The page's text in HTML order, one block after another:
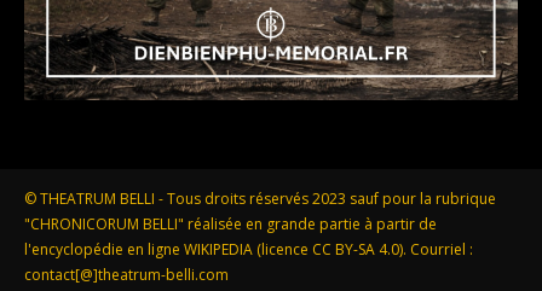
© THEATRUM BELLI - Tous droits réservés 2023 sauf pour la rubrique
"CHRONICORUM BELLI" réalisée en grande partie à partir de
l'encyclopédie en ligne WIKIPEDIA (licence CC BY-SA 4.0). Courriel :
contact[@]theatrum-belli.com